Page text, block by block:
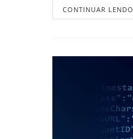
CONTINUAR LENDO